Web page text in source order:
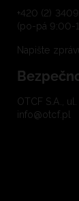
+420 (2)
(po-pá 9:00-
Napište
OTCF S.A.,
info@otcf.pl